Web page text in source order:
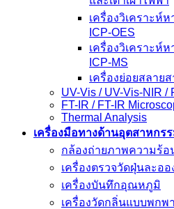
เครื่องวิเคราะห์
ICP-OES
เครื่องวิเคราะห์
ICP-MS
เครื่องย่อยสลาย
UV-Vis / UV-Vis-NIR /
FT-IR / FT-IR
Thermal Analysis
เครื่องมือทางด้านอุตสาหกร
กล้องถ่ายภาพความร้อ
เครื่องตรวจวัดฝุ่นละออ
เครื่องบันทึกอุณหภูมิ
เครื่องวัดกลิ่นแบบพกพา